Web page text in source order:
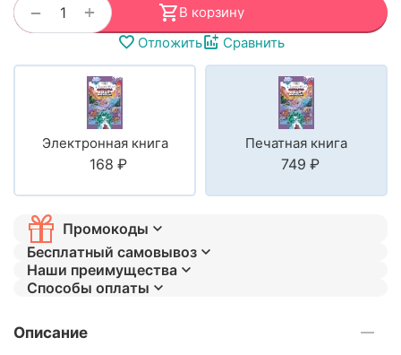
+
−
В корзину
Отложить
Сравнить
Электронная книга
‍168‍ ₽
Печатная книга
‍749‍ ₽
Промокоды
Бесплатный самовывоз
Наши преимущества
Способы оплаты
Описание